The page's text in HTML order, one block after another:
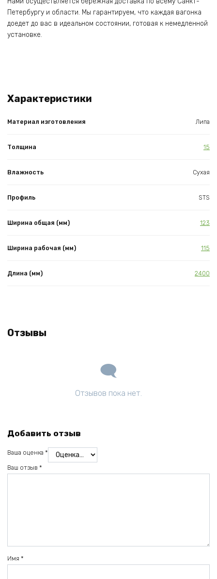
Петербургу и области. Мы гарантируем, что каждая вагонка
доедет до вас в идеальном состоянии, готовая к немедленной
установке.
Характеристики
Материал изготовления Липа
Толщина 15
Влажность Сухая
Профиль STS
Ширина общая (мм) 123
Ширина рабочая (мм) 115
Длина (мм) 2400
Отзывы
Отзывов пока нет.
Добавить отзыв
Ваша оценка *
Ваш отзыв *
Имя *